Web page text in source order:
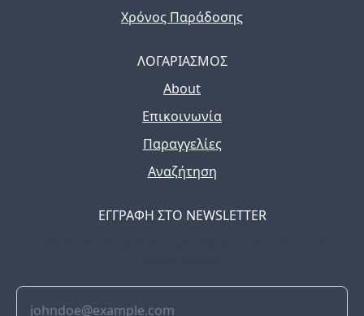
Χρόνος Παράδοσης
ΛΟΓΑΡΙΑΣΜΟΣ
About
Επικοινωνία
Παραγγελίες
Αναζήτηση
ΕΓΓΡΑΦΗ ΣΤΟ NEWSLETTER